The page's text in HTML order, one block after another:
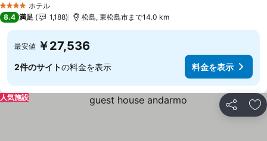
4 ホテルのランク
ホテル
8.4 満足 1,188 松島, 東松島市まで14.0 km
最安値 ￥27,536
2件のサイトの料金を表示 料金を表示
シェア お
人気施設